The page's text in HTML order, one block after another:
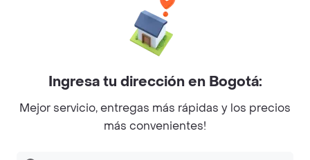
Facebook
Twitter
Instagram
©2026Rappi Inc. All rights reserved.
Ingresa tu dirección en Bogotá:
Mejor servicio, entregas más rápidas y los precios
más convenientes!